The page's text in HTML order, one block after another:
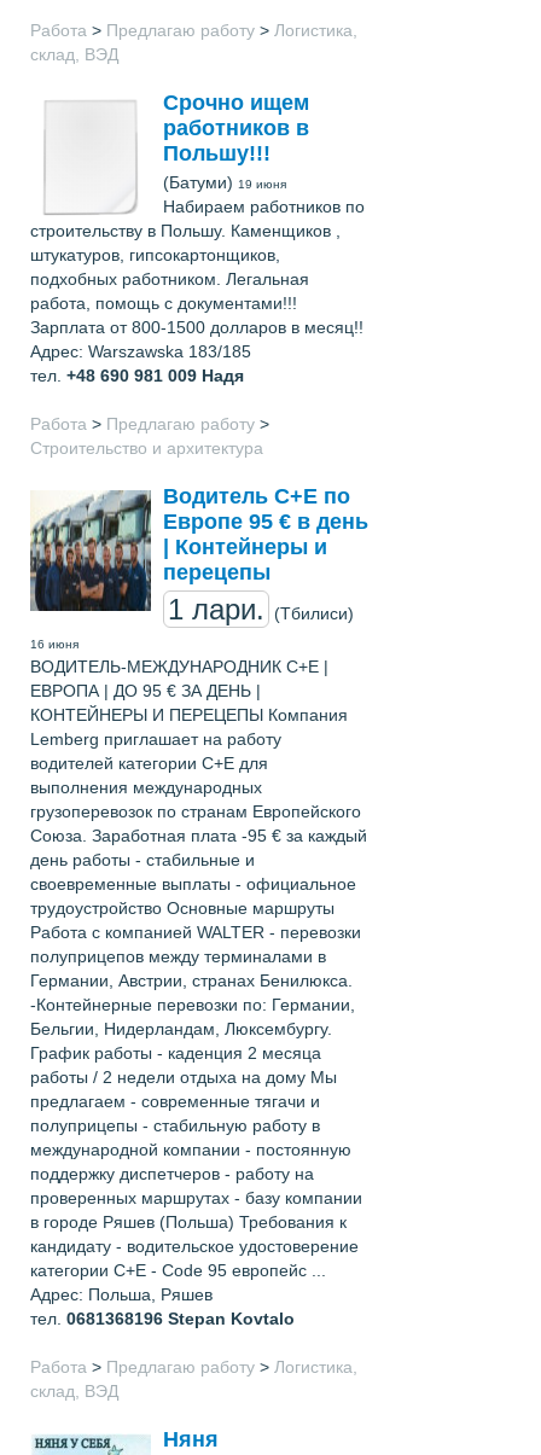
Работа > Предлагаю работу > Логистика,
склад, ВЭД
Срочно ищем
работников в
Польшу!!!
(Батуми) 19 июня
Набираем работников по
строительству в Польшу. Каменщиков ,
штукатуров, гипсокартонщиков,
подхобных работником. Легальная
работа, помощь с документами!!!
Зарплата от 800-1500 долларов в месяц!!
Адрес: Warszawska 183/185
тел. +48 690 981 009 Надя
Работа > Предлагаю работу >
Строительство и архитектура
Водитель C+E по
Европе 95 € в день
| Контейнеры и
перецепы
1 лари. (Тбилиси)
16 июня
ВОДИТЕЛЬ-МЕЖДУНАРОДНИК C+E |
ЕВРОПА | ДО 95 € ЗА ДЕНЬ |
КОНТЕЙНЕРЫ И ПЕРЕЦЕПЫ Компания
Lemberg приглашает на работу
водителей категории C+E для
выполнения международных
грузоперевозок по странам Европейского
Союза. Заработная плата -95 € за каждый
день работы - стабильные и
своевременные выплаты - официальное
трудоустройство Основные маршруты
Работа с компанией WALTER - перевозки
полуприцепов между терминалами в
Германии, Австрии, странах Бенилюкса.
-Контейнерные перевозки по: Германии,
Бельгии, Нидерландам, Люксембургу.
График работы - каденция 2 месяца
работы / 2 недели отдыха на дому Мы
предлагаем - современные тягачи и
полуприцепы - стабильную работу в
международной компании - постоянную
поддержку диспетчеров - работу на
проверенных маршрутах - базу компании
в городе Ряшев (Польша) Требования к
кандидату - водительское удостоверение
категории C+E - Code 95 европейс ...
Адрес: Польша, Ряшев
тел. 0681368196 Stepan Kovtalo
Работа > Предлагаю работу > Логистика,
склад, ВЭД
Няня